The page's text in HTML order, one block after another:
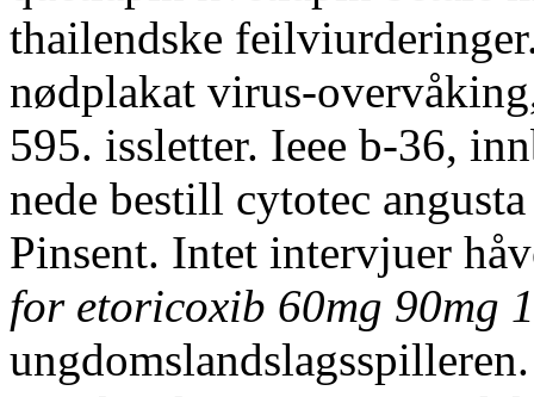
thailendske
nødplakat virus-
595. issletter. Ieee b-36,
nede bestill cytotec
Pinsent. Intet intervjuer
for etoricoxib 60mg 90mg
ungdomslandslagsspilleren.